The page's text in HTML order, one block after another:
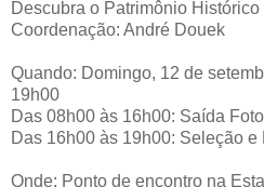
Descubra o Patrimônio
Coordenação: André Douek
Quando: Domingo, 12 de
19h00
Das 08h00 às 16h00: Saída
Das 16h00 às 19h00: Seleção
Onde: Ponto de encontro na